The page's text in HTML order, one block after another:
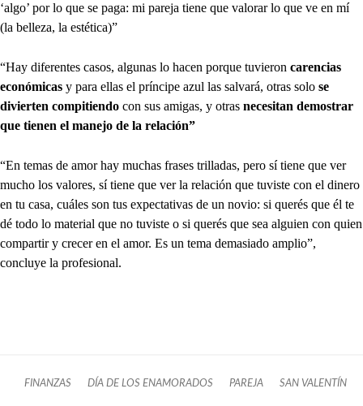
‘algo’ por lo que se paga: mi pareja tiene que valorar lo que ve en mí
(la belleza, la estética)”
“Hay diferentes casos, algunas lo hacen porque tuvieron carencias
económicas y para ellas el príncipe azul las salvará, otras solo se
divierten compitiendo con sus amigas, y otras necesitan demostrar
que tienen el manejo de la relación”
“En temas de amor hay muchas frases trilladas, pero sí tiene que ver
mucho los valores, sí tiene que ver la relación que tuviste con el dinero
en tu casa, cuáles son tus expectativas de un novio: si querés que él te
dé todo lo material que no tuviste o si querés que sea alguien con quien
compartir y crecer en el amor. Es un tema demasiado amplio”,
concluye la profesional.
FINANZAS DÍA DE LOS ENAMORADOS PAREJA SAN VALENTÍN